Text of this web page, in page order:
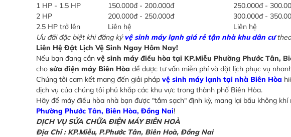
1 HP - 1.5 HP
150.000đ - 200.000đ
250.000đ -
2 HP
200.000đ - 250.000đ
300.000đ -
2.5 HP trở lên
Liên hệ
Liên hệ
Ưu đãi đặc biệt khi đăng kývệ sinh máy lạnh giá rẻ tận nhà khu dân cưtheo
Liên Hệ Đặt Lịch Vệ Sinh Ngay Hôm Nay!
Nếu bạn đang cần vệ sinh máy điều hòa tại KP.Miễu Phường Phước Tân,
cho sửa điện máy Biên Hòa để được tư vấn miễn phí và đặt lịch phục vụ
Chúng tôi cam kết mang đến giải pháp vệ sinh máy lạnh tại nhà Biên Hòa
dịch vụ của chúng tôi phủ khắp các khu vực trong thành phố Biên Hòa.
Hãy để máy điều hòa nhà bạn được "tắm sạch" định kỳ, mang lại bầu không
Phường Phước Tân, Biên Hòa, Đồng Nai!
DỊCH VỤ SỬA CHỮA ĐIỆN MÁY BIÊN HOÀ
Địa Chỉ :KP.Miễu, P.Phước Tân, Biên Hoà, Đồng Nai